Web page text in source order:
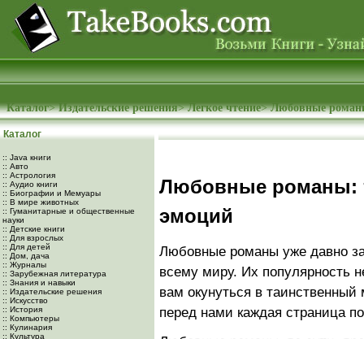
Каталог>Издательские решения>Легкое чтение>Любовные
Каталог
:: Java книги
:: Авто
:: Астрология
:: Аудио книги
:: Биографии и Мемуары
:: В мире животных
:: Гуманитарные и общественные
науки
:: Детские книги
:: Для взрослых
:: Для детей
:: Дом, дача
:: Журналы
:: Зарубежная литература
:: Знания и навыки
:: Издательские решения
:: Искусство
:: История
:: Компьютеры
:: Кулинария
:: Культура
Любовные романы:
эмоций
Любовные романы уже давно
всему миру. Их популярность
вам окунуться в
перед нами каждая страница